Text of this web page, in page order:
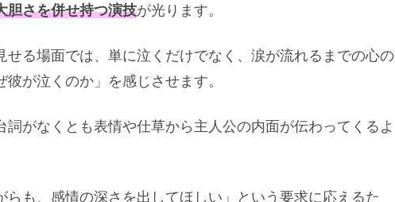
胆さを併せ持つ演技が光ります。
る場面では、単に泣くだけでなく、涙が流れるまでの心の
が泣くのか」を感じさせます。
がなくとも表情や仕草から主人公の内面が伝わってくるよ
も、感情の深さを出してほしい」という要求に応えるた